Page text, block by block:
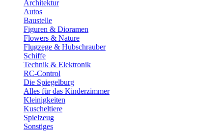
Architektur
Autos
Baustelle
Figuren & Dioramen
Flowers & Nature
Flugzege & Hubschrauber
Schiffe
Technik & Elektronik
RC-Control
Die Spiegelburg
Alles für das Kinderzimmer
Kleinigkeiten
Kuscheltiere
Spielzeug
Sonstiges